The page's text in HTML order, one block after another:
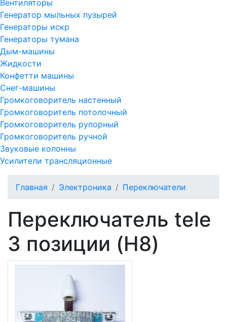
Вентиляторы
Генератор мыльных пузырей
Генераторы искр
Генераторы тумана
Дым-машины
Жидкости
Конфетти машины
Снег-машины
Громкоговоритель настенный
Громкоговоритель потолочный
Громкоговоритель рупорный
Громкоговоритель ручной
Звуковые колонны
Усилители трансляционные
Главная Электроника Переключатели
Переключатель tele
3 позиции (H8)